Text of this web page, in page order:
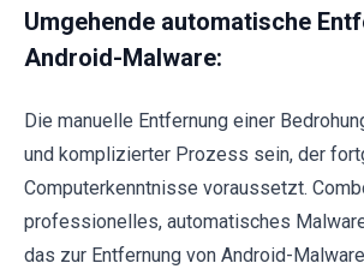
Umgehende automatische
Android-Malware:
Die manuelle Entfernung einer
und komplizierter Prozess sein, der
Computerkenntnisse voraussetzt.
professionelles, automatisches
das zur Entfernung von Android-